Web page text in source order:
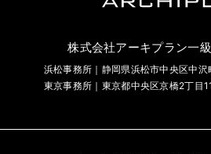
株式会社アーキプラン一
浜松事務所｜静岡県浜松市中央区中
東京事務所｜東京都中央区京橋2丁目